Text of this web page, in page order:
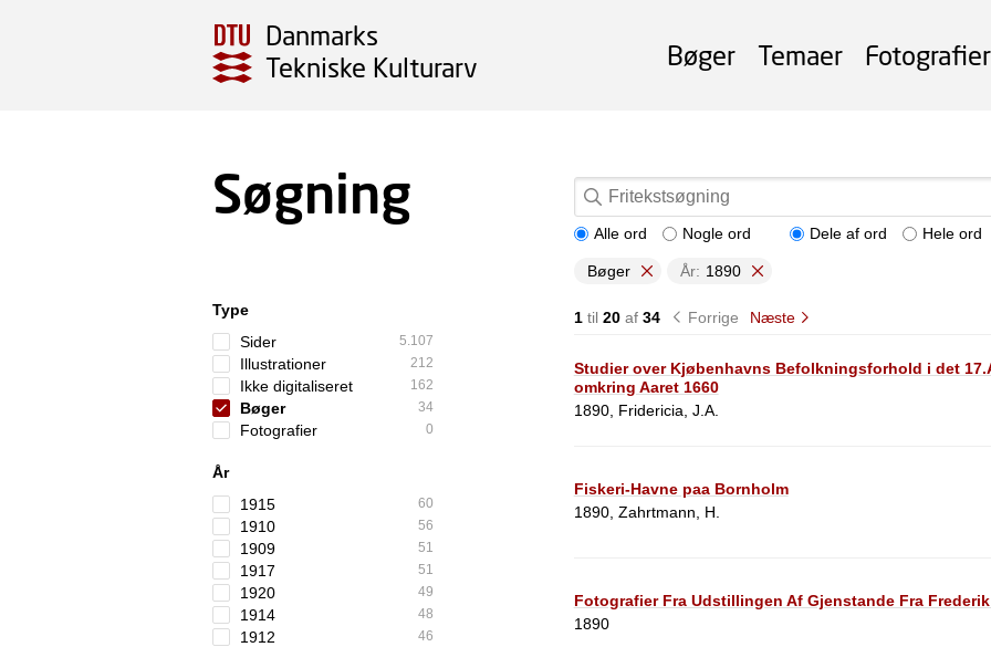
Danmarks
Tekniske Kulturarv
Bøger Temaer Fotografier
Søgning
Alle ord Nogle ord Dele af ord Hele ord
Bøger År: 1890
Type
Sider
5.107
Illustrationer 212
Ikke digitaliseret 162
Bøger 34
Fotografier 0
År
1915
60
1910 56
1909 51
1917 51
1920 49
1914 48
1912 46
1til 20af 34 Forrige Næste
Studier over Kjøbenhavns Befolkningsforhold i det
omkring Aaret 1660
1890, Fridericia, J.A.
Fiskeri-Havne paa Bornholm
1890, Zahrtmann, H.
Fotografier Fra Udstillingen Af Gjenstande Fra
1890